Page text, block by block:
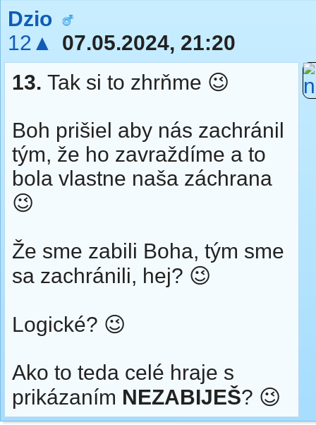
Dzio
12▲
07.05.2024, 21:20
13. Tak si to zhrňme 😉
Boh prišiel aby nás zachránil
tým, že ho zavraždíme a to
bola vlastne naša záchrana
😉
Že sme zabili Boha, tým sme
sa zachránili, hej? 😉
Logické? 😉
Ako to teda celé hraje s
prikázaním NEZABIJEŠ? 😉